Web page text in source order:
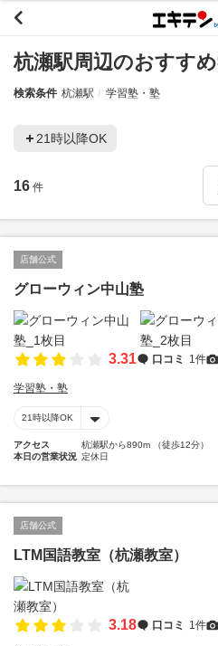
杭瀬駅周辺のおすす
検索条件 杭瀬駅 学習塾・塾
21時以降OK
16 件
店舗公式
グローウィン中山塾
3.31 口コミ 1件
学習塾・塾
21時以降OK
アクセス
杭瀬駅から890m （徒歩12分）
本日の営業状況 定休日
店舗公式
LTM国語教室（杭瀬教室）
3.18 口コミ 1件